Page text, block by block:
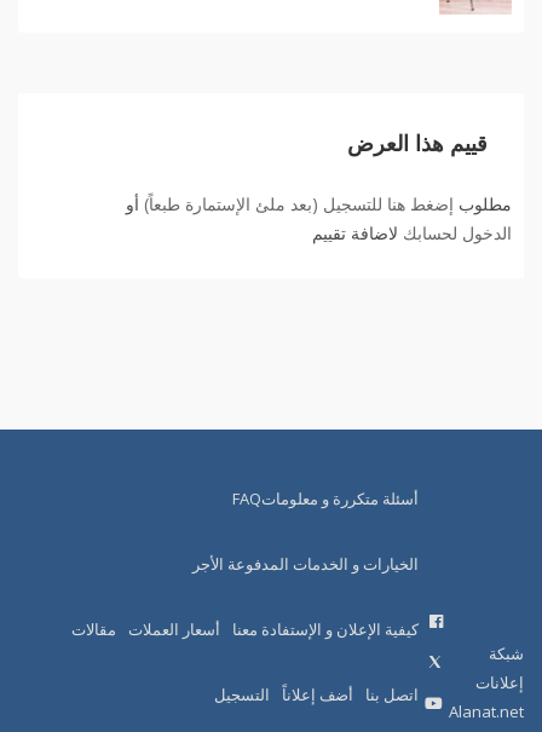
قييم هذا العرض
مطلوب إضغط هنا للتسجيل (بعد ملئ الإستمارة طبعاً) أو
الدخول لحسابك لاضافة تقييم
شبكة
إعلانات
Alanat.net
أسئلة متكررة و معلوماتFAQ
الخيارات و الخدمات المدفوعة الأجر
كيفية الإعلان و الإستفادة معنا أسعار العملات مقالات
اتصل بنا أضف إعلاناً التسجيل